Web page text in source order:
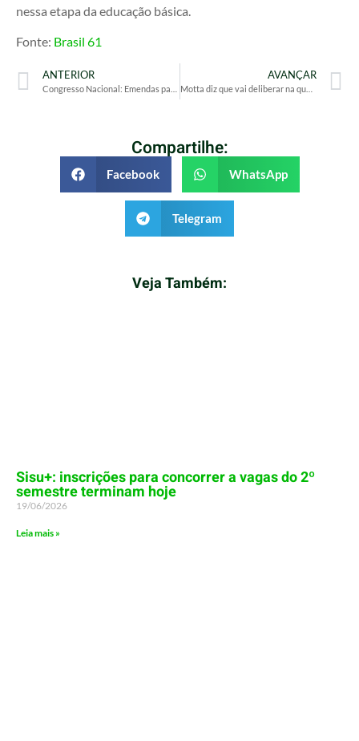
nessa etapa da educação básica.
Fonte: Brasil 61
ANTERIOR AVANÇAR
Motta diz que vai deliberar na quarta-feira sobre urgência de projetos que tratam do 8/1
Compartilhe:
Facebook WhatsApp
Telegram
Veja Também:
Sisu+: inscrições para concorrer a vagas do 2º
semestre terminam hoje
19/06/2026
Leia mais »